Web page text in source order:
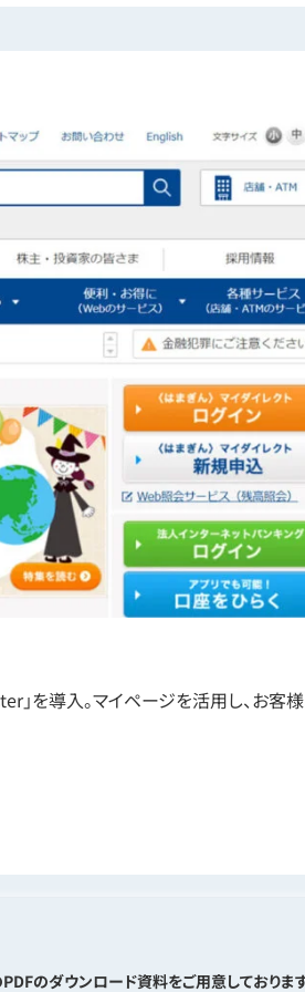
」を導入。マイページを活用し、お客
のダウンロード資料をご用意しております